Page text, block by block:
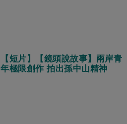
【短片】【鏡頭說故事】兩岸青
年極限創作 拍出孫中山精神